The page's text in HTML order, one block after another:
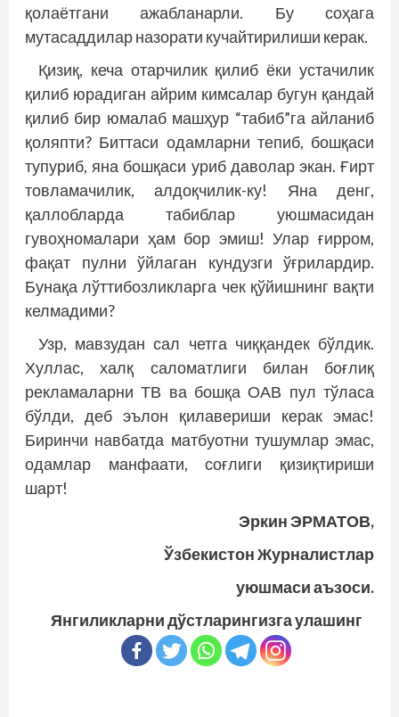
қолаётгани ажабланарли. Бу соҳага
мутасаддилар назорати кучайтирилиши керак.
Қизиқ, кеча отарчилик қилиб ёки устачилик
қилиб юрадиган айрим кимсалар бугун қандай
қилиб бир юмалаб машҳур “табиб”га айланиб
қоляпти? Биттаси одамларни тепиб, бошқаси
тупуриб, яна бошқаси уриб даволар экан. Ғирт
товламачилик, алдоқчилик-ку! Яна денг,
қаллобларда табиблар уюшмасидан
гувоҳномалари ҳам бор эмиш! Улар ғирром,
фақат пулни ўйлаган кундузги ўғрилардир.
Бунақа лўттибозликларга чек қўйишнинг вақти
келмадими?
Узр, мавзудан сал четга чиққандек бўлдик.
Хуллас, халқ саломатлиги билан боғлиқ
рекламаларни ТВ ва бошқа ОАВ пул тўласа
бўлди, деб эълон қилавериши керак эмас!
Биринчи навбатда матбуотни тушумлар эмас,
одамлар манфаати, соғлиги қизиқтириши
шарт!
Эркин ЭРМАТОВ,
Ўзбекистон Журналистлар
уюшмаси аъзоси.
Янгиликларни дўстларингизга улашинг